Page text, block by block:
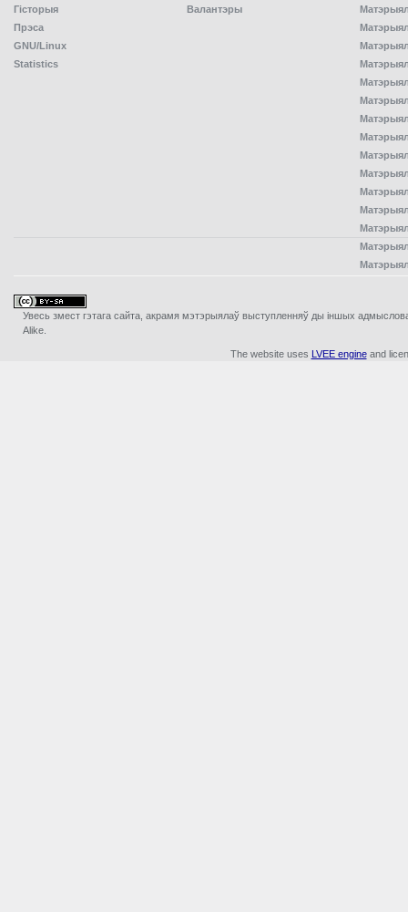
Гісторыя
Прэса
GNU/Linux
Statistics
Валантэры
Увесь змест гэтага сайта, акрамя мэтэрыялаў выступленняў ды iншых
Alike.
The website uses LVEE engineand